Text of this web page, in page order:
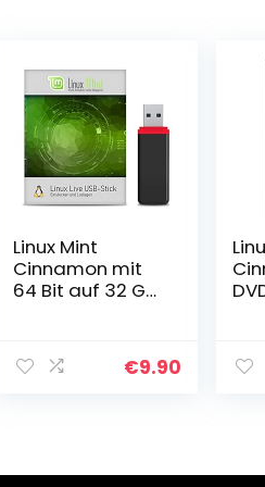
Linux Mint
Cinnamon mit
64 Bit auf 32 GB
€9.90